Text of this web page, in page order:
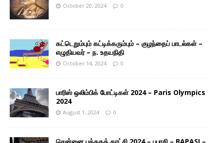
October 20, 2024 0
கட்டெறும்பும் கட்டிக்கரும்பும் – குழந்தைப் பாடல்கள் –
எழுதியவர் – ந. உதயநிதி
October 14, 2024 0
பாரிஸ் ஒலிம்பிக் போட்டிகள் 2024 – Paris Olympics
2024
August 1, 2024 0